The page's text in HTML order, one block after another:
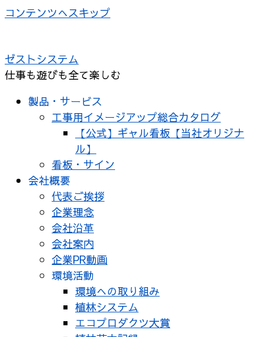
コンテンツへスキップ
ゼストシステム
仕事も遊びも全て楽しむ
製品・サービス
工事用イメージアップ総合カタログ
【公式】ギャル看板【当社オリジナ
ル】
看板・サイン
会社概要
代表ご挨拶
企業理念
会社沿革
会社案内
企業PR動画
環境活動
環境への取り組み
植林システム
エコプロダクツ大賞